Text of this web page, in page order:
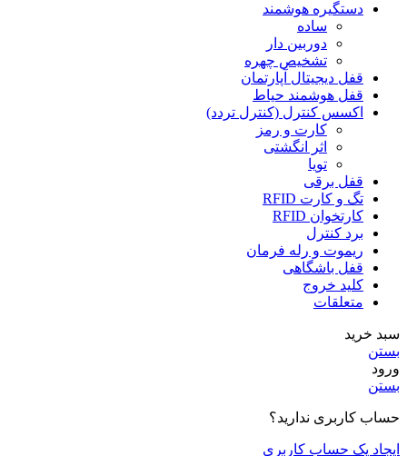
دستگیره هوشمند
ساده
دوربین دار
تشخیص چهره
قفل دیجیتال آپارتمان
قفل هوشمند حیاط
اکسس کنترل (کنترل تردد)
کارت و رمز
اثر انگشتی
تویا
قفل برقی
تگ و کارت RFID
کارتخوان RFID
برد کنترل
ریموت و رله فرمان
قفل باشگاهی
کلید خروج
متعلقات
سبد خرید
بستن
ورود
بستن
حساب کاربری ندارید؟
ایجاد یک حساب کاربری